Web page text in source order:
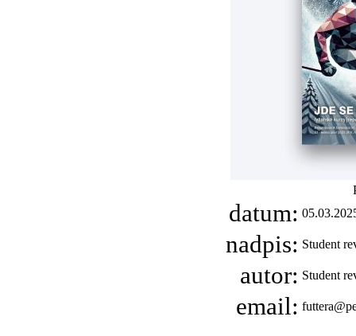
datum:
nadpis: Student
autor: Student
email: